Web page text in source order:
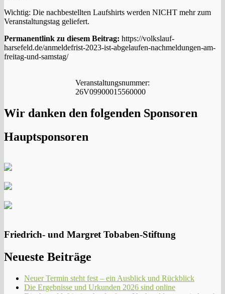
Wichtig: Die nachbestellten Laufshirts werden NICHT mehr zum
Veranstaltungstag geliefert.
Permanentlink zu diesem Beitrag: https://volkslauf-
harsefeld.de/anmeldefrist-2023-ist-abgelaufen-nachmeldungen-am-
freitag-und-samstag/
Veranstaltungsnummer:
26V09900015560000
Wir danken den folgenden Sponsoren
Hauptsponsoren
Friedrich- und Margret Tobaben-Stiftung
Neueste Beiträge
Neuer Termin steht fest – ein Ausblick und Rückblick
Die Ergebnisse und Urkunden 2026 sind online